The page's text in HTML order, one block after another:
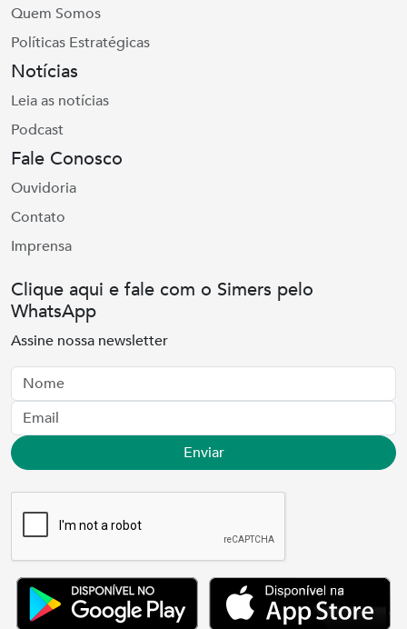
Quem Somos
Políticas Estratégicas
Notícias
Leia as notícias
Podcast
Fale Conosco
Ouvidoria
Contato
Imprensa
Clique aqui e fale com o Simers pelo
WhatsApp
Assine nossa newsletter
Nome
Email
Enviar